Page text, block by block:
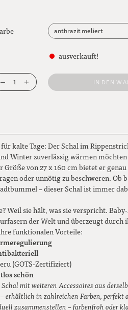
anthrazit meliert
beige meliert
dunkelgrau meliert
dunkelrot meliert
erika meliert
fuchsia
gletscherblau meliert
graugrün meliert
moosgrün
ausverkauft!
1 IN DEN
kalte Tage: Der Schal im
Winter zuverlässig wärmen
Größe von 27 x 160 cm bietet er
oder unnötig zu beschweren. Ob
– dieser Schal ist immer
Weil sie hält, was sie verspricht.
der Welt und überzeugt
funktionalen Vorteile:
(GOTS-Zertifiziert)
schön
mit weiteren Accessoires aus
– erhältlich in zahlreichen Farben, perfekt
zusammenstellen – farbenfroh oder